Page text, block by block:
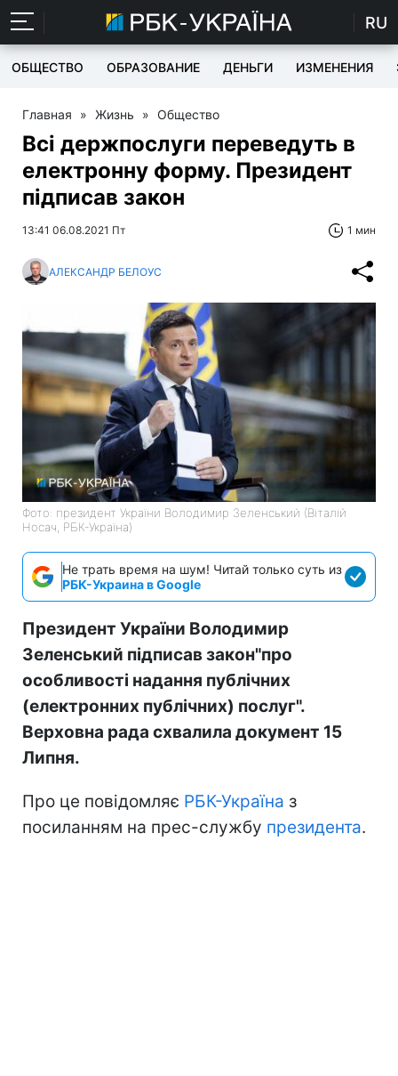
RU
ОБЩЕСТВО ОБРАЗОВАНИЕ ДЕНЬГИ ИЗМЕНЕНИЯ
Главная » Жизнь » Общество
Всі держпослуги переведуть в
електронну форму. Президент
підписав закон
13:41 06.08.2021 Пт 1 мин
АЛЕКСАНДР БЕЛОУС
Фото: президент України Володимир Зеленський (Віталій
Носач, РБК-Україна)
Не трать время на шум! Читай только суть из
РБК-Украина в Google
Президент України Володимир
Зеленський підписав закон"про
особливості надання публічних
(електронних публічних) послуг".
Верховна рада схвалила документ 15
Липня.
Про це повідомляє РБК-Україна з
посиланням на прес-службу президента.